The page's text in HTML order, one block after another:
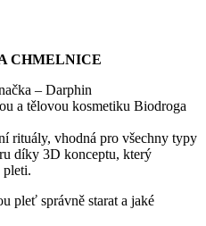
CHMELNICE
– Darphin
a tělovou kosmetiku Biodroga
rituály, vhodná pro všechny typy
díky 3D konceptu, který
pleti.
pleť správně starat a jaké